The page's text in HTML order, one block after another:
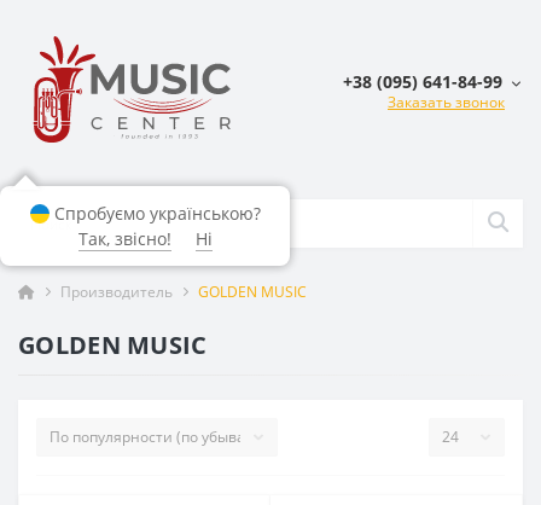
+38 (095) 641-84-99
Заказать звонок
Производитель GOLDEN MUSIC
GOLDEN MUSIC
Спробуємо українською?
Так, звісно!
Ні